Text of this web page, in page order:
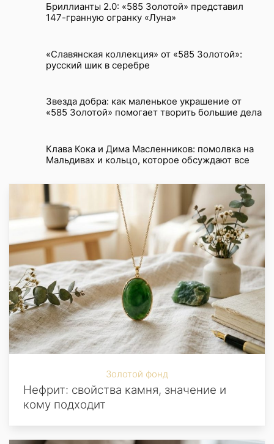
Бриллианты 2.0: «585 Золотой» представил
147-гранную огранку «Луна»
«Славянская коллекция» от «585 Золотой»:
русский шик в серебре
Звезда добра: как маленькое украшение от
«585 Золотой» помогает творить большие дела
Клава Кока и Дима Масленников: помолвка на
Мальдивах и кольцо, которое обсуждают все
Золотой фонд
Нефрит: свойства камня, значение и
кому подходит